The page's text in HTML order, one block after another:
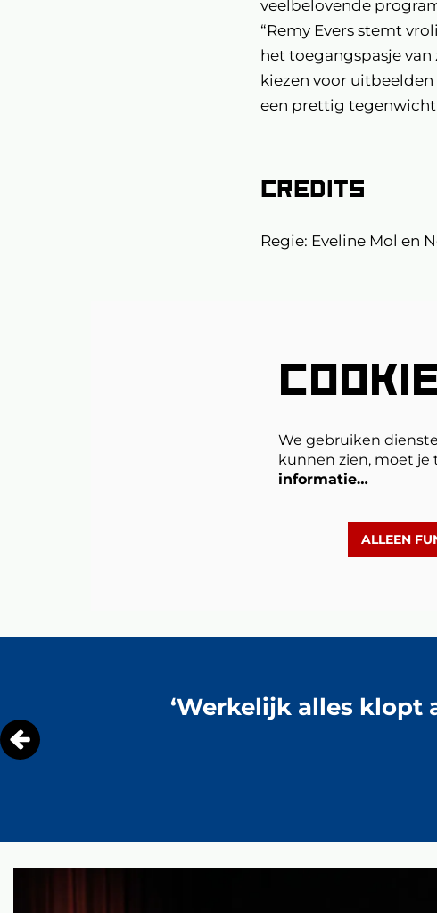
veelbelovende
“Remy Evers stemt
het toegangspasje
kiezen voor
een prettig tegenwicht
Credits
Regie: Eveline Mol en
We gebruiken
kunnen zien, moet je
informatie…
ALLEEN
‘Werkelijk alles klopt